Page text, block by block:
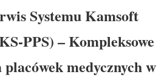
Systemu Kamsoft
PPS) – Kompleksowe
medycznych w